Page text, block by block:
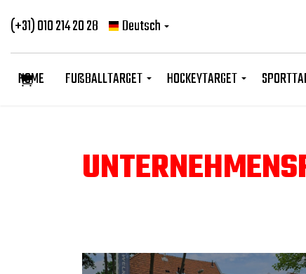
HOME FUßBALLTARGET HOCKEYTARGET
(+31) 010 214 20 28 Deutsch